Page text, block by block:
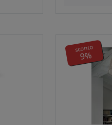
sconto
9%